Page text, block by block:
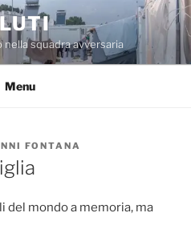
squadra avversaria
Menu
FONTANA
del mondo a memoria, ma